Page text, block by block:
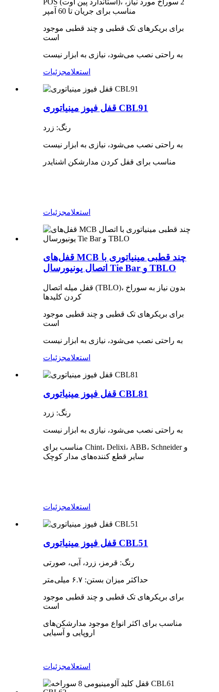
POS (استاندارد پین اوت)، 2 سوراخ مورد نیاز،
مناسب برای جریان تا 60 آمپر
برای بریکرهای تک قطبی و چند قطبی موجود
است
به راحتی نصب می‌شود، نیازی به ابزار نیست
استعلامجزئیات
قفل فیوز مینیاتوری CBL91
رنگ: زرد
به راحتی نصب می‌شود، نیازی به ابزار نیست
مناسب برای قفل کردن مدارشکن اشنایدر
استعلامجزئیات
قفل‌های MCB چند قطبی مینیاتوری با
اتصال یونیورسال Tie Bar و TBLO
قفل میله اتصال (TBLO)، بدون نیاز به سوراخ
کردن کلیدها
برای بریکرهای تک قطبی و چند قطبی موجود
است
به راحتی نصب می‌شود، نیازی به ابزار نیست
استعلامجزئیات
قفل فیوز مینیاتوری CBL81
رنگ: زرد
به راحتی نصب می‌شود، نیازی به ابزار نیست
مناسب برای Chint، Delixi، ABB، Schneider و
سایر قطع کننده‌های مدار کوچک
استعلامجزئیات
قفل فیوز مینیاتوری CBL51
رنگ: قرمز، زرد، آبی، صورتی
حداکثر میزان بستن: ۶.۷ میلی‌متر
برای بریکرهای تک قطبی و چند قطبی موجود
است
مناسب برای اکثر انواع موجود مدارشکن‌های
اروپایی و آسیایی
استعلامجزئیات